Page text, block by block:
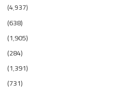
(4٬937)
(638)
(1٬905)
(284)
(1٬391)
(731)